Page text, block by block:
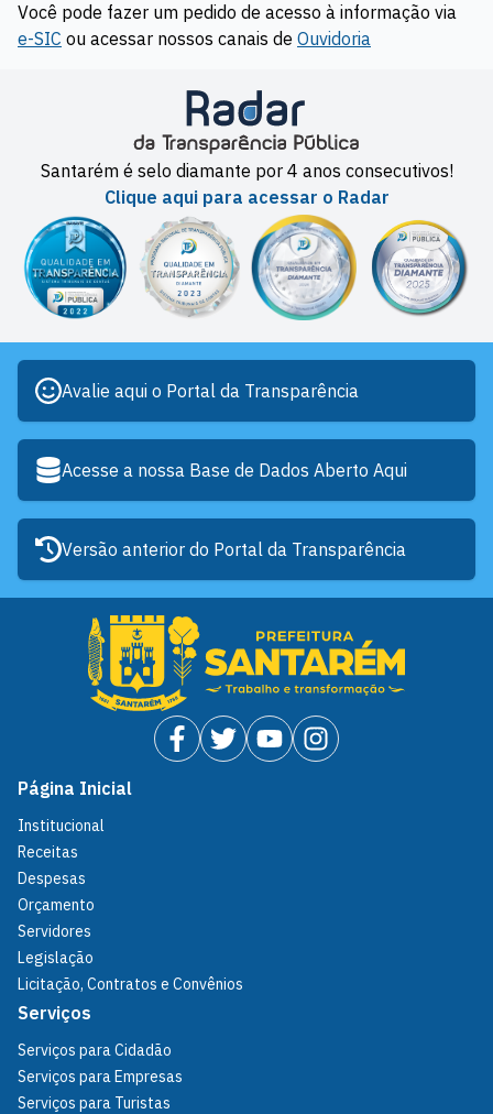
Você pode fazer um pedido de acesso à informação via
e-SIC ou acessar nossos canais de Ouvidoria
Santarém é selo diamante por 4 anos consecutivos!
Clique aqui para acessar o Radar
Avalie aqui o Portal da Transparência
Acesse a nossa Base de Dados Aberto Aqui
Versão anterior do Portal da Transparência
Página Inicial
Institucional
Receitas
Despesas
Orçamento
Servidores
Legislação
Licitação, Contratos e Convênios
Serviços
Serviços para Cidadão
Serviços para Empresas
Serviços para Turistas